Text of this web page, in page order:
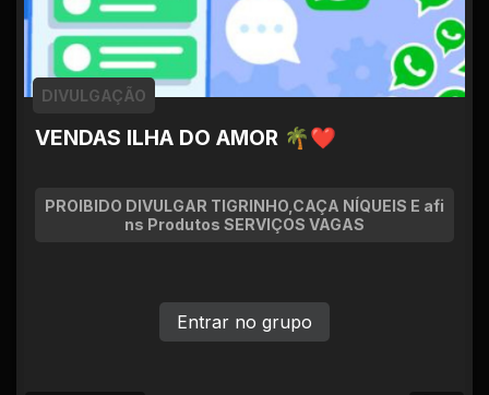
VENDAS ILHA DO AMOR 🌴❤
DIVULGAÇÃO
PROIBIDO DIVULGAR TIGRINHO,CAÇA NÍQUEIS E afi
ns Produtos SERVIÇOS VAGAS
Entrar no grupo